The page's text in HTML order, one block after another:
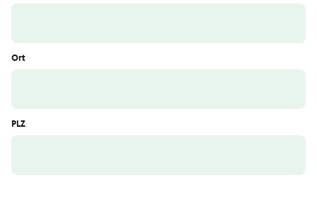
Ort
PLZ